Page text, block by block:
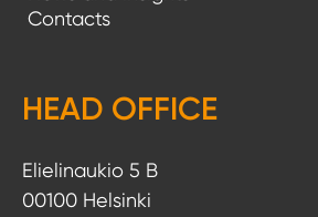
Contacts
HEAD OFFICE
Elielinaukio 5 B
00100 Helsinki